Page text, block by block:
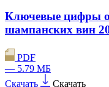
Ключевые цифры о
шампанских вин
PDF
— 5.79 МБ
Скачать
Скачать